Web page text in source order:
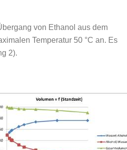
von Ethanol aus dem
Temperatur 50 °C an. Es
2).